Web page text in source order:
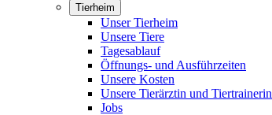
Tierheim
Unser Tierheim
Unsere Tiere
Tagesablauf
Öffnungs- und Ausführzeiten
Unsere Kosten
Unsere Tierärztin und Tiertrainerin
Jobs